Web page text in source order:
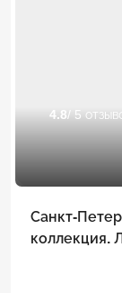
4.8/ 5
Санкт-
коллекция.